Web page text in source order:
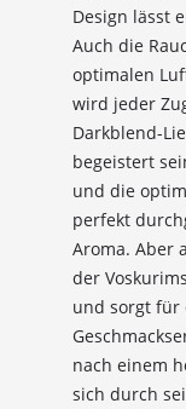
Design lässt
Auch die
optimalen
wird jeder
Darkblend-
begeistert
und die
perfekt
Aroma. Aber
der
und sorgt für
nach einem
sich durch
10%
auf
Sichere dir
bei
Nutze unseren
deiner
Entdecke eine
Shisha-
was du für das